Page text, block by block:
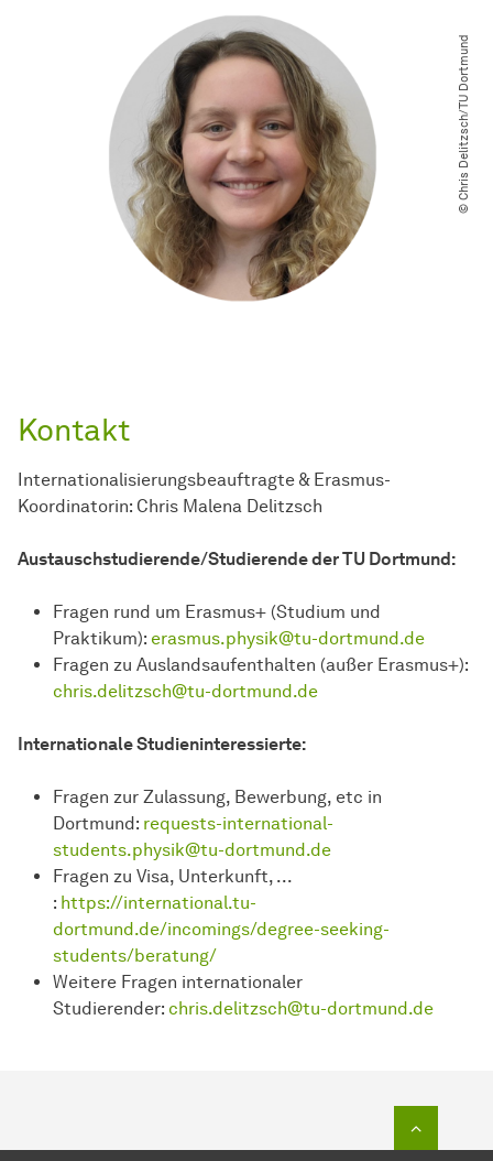
Kontakt
Internationalisierungsbeauftragte & Erasmus-
Koordinatorin: Chris Malena Delitzsch
Austauschstudierende/Studierende der TU Dortmund:
Fragen rund um Erasmus+ (Studium und
Praktikum): erasmus.physik@tu-dortmund.de
Fragen zu Aus­lands­auf­ent­hal­ten (außer Erasmus+):
chris.delitzsch@tu-dortmund.de
Internationale Studieninteressierte:
Fragen zur Zulassung, Bewerbung, etc in
Dortmund: requests-international-
students.physik@tu-dortmund.de
Fragen zu Visa, Unterkunft, ...
: https://international.tu-
dortmund.de/incomings/degree-seeking-
students/beratung/
Weitere Fragen internationaler
Studierender: chris.delitzsch@tu-dortmund.de
© Chris Delitzsch​/​TU Dortmund